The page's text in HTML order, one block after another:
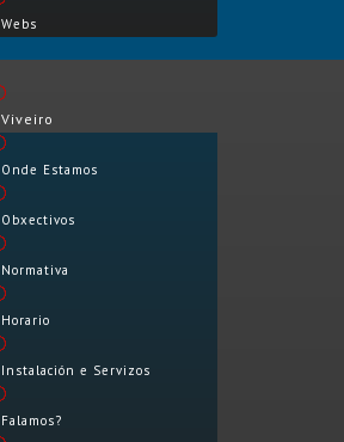
Webs
Viveiro
Onde Estamos
Obxectivos
Normativa
Horario
Instalación e Servizos
Falamos?